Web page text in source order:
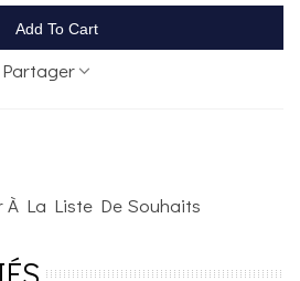
Add To Cart
Partager
À La Liste De Souhaits